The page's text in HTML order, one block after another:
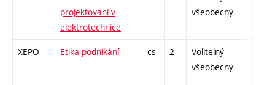
projektování v
elektrotechnice
všeobecný
XEPO Etika podnikání cs 2
Volitelný
všeobecný